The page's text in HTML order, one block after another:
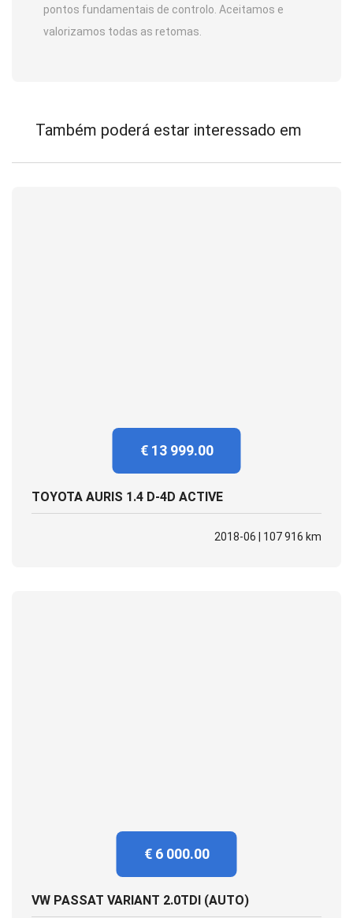
pontos fundamentais de controlo. Aceitamos e
valorizamos todas as retomas.
Também poderá estar interessado em
€ 13 999.00
TOYOTA AURIS 1.4 D-4D ACTIVE
2018-06 | 107 916 km
€ 6 000.00
VW PASSAT VARIANT 2.0TDI (AUTO)